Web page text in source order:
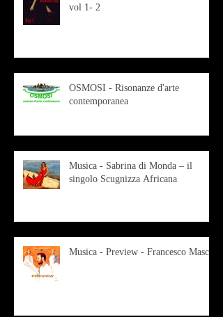
vol 1- 2
OSMOSI - Risonanze d'arte
contemporanea
Musica - Sabrina di Monda – il
singolo Scugnizza Africana
Musica - Preview - Francesco Mascio